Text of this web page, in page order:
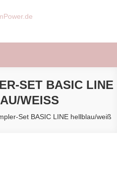
SET BASIC LINE
WEISS
Set BASIC LINE hellblau/weiß